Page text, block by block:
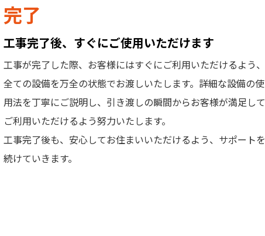
完了
工事完了後、すぐにご使用いただけます
工事が完了した際、お客様にはすぐにご利用いただけるよう、
全ての設備を万全の状態でお渡しいたします。詳細な設備の使
用法を丁寧にご説明し、引き渡しの瞬間からお客様が満足して
ご利用いただけるよう努力いたします。
工事完了後も、安心してお住まいいただけるよう、サポートを
続けていきます。